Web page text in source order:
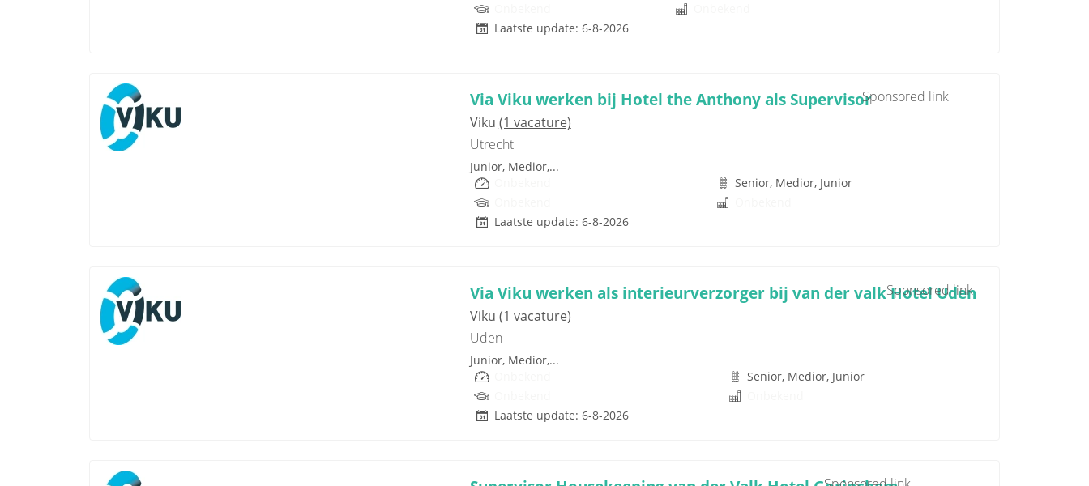
Laatste update: 6-8-2026
Via Viku werken bij Hotel the Anthony als Supervisor
Viku (1 vacature)
Utrecht
Sponsored link
Junior, Medior,...
Senior, Medior, Junior
Laatste update: 6-8-2026
Via Viku werken als interieurverzorger bij van der valk Hotel Uden
Viku (1 vacature)
Uden
Sponsored link
Junior, Medior,...
Senior, Medior, Junior
Laatste update: 6-8-2026